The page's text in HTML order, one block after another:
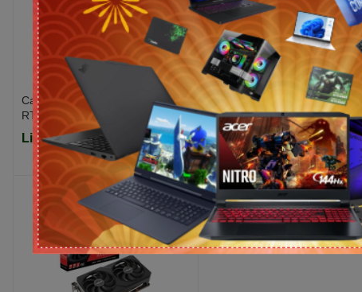
Card đồ họa Asus Dual GeForce
RTX 5060 8GB GDDR7 OC
Edition
Liên hệ
Card đồ họa Asus Dual
RTX 3050 V2 8GB (GDDR6/
bit)
6.950.000₫
7.989.000₫ -14%